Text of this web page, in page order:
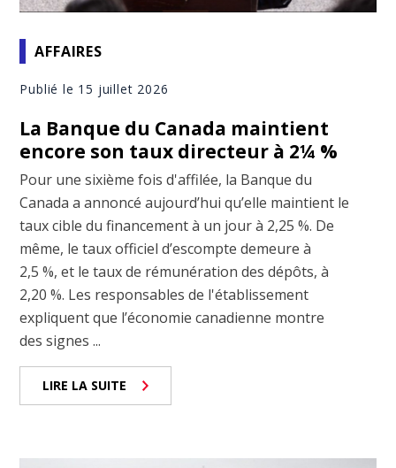
AFFAIRES
Publié le 15 juillet 2026
La Banque du Canada maintient
encore son taux directeur à 2¼ %
Pour une sixième fois d'affilée, la Banque du
Canada a annoncé aujourd’hui qu’elle maintient le
taux cible du financement à un jour à 2,25 %. De
même, le taux officiel d’escompte demeure à
2,5 %, et le taux de rémunération des dépôts, à
2,20 %. Les responsables de l'établissement
expliquent que l’économie canadienne montre
des signes ...
LIRE LA SUITE